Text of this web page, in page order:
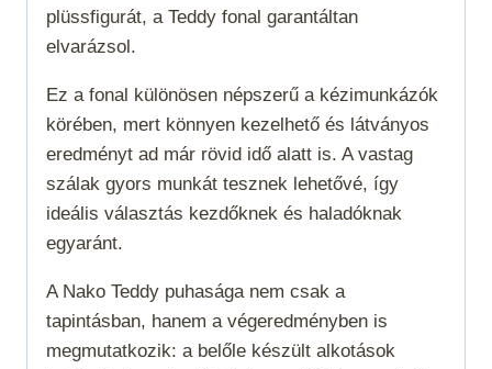
plüssfigurát, a Teddy fonal garantáltan
elvarázsol.
Ez a fonal különösen népszerű a kézimunkázók
körében, mert könnyen kezelhető és látványos
eredményt ad már rövid idő alatt is. A vastag
szálak gyors munkát tesznek lehetővé, így
ideális választás kezdőknek és haladóknak
egyaránt.
A Nako Teddy puhasága nem csak a
tapintásban, hanem a végeredményben is
megmutatkozik: a belőle készült alkotások